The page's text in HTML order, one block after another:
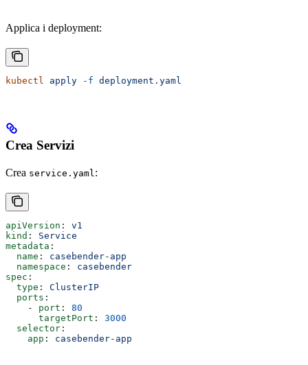
Applica i deployment:
kubectl apply -f deployment.yaml
Crea Servizi
Crea service.yaml:
apiVersion : v1
kind : Service
metadata :
  name
: casebender-app
  namespace
: casebender
spec :
  type
: ClusterIP
  ports
:
    -
port : 80
      targetPort
: 3000
  selector
:
    app
: casebender-app